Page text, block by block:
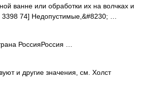
ванне или обработки их на волчках и
74] Недопустимые,&#8230; …
РоссияРоссия …
и другие значения, см. Холст